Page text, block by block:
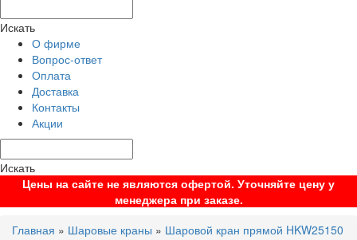
Искать
О фирме
Вопрос-ответ
Оплата
Доставка
Контакты
Акции
Искать
Цены на сайте не являются офертой. Уточняйте цену у
менеджера при заказе.
Главная » Шаровые краны » Шаровой кран прямой HKW25150